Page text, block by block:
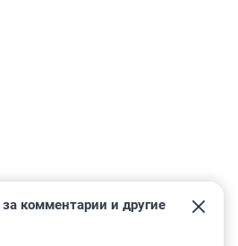
комментарии и другие